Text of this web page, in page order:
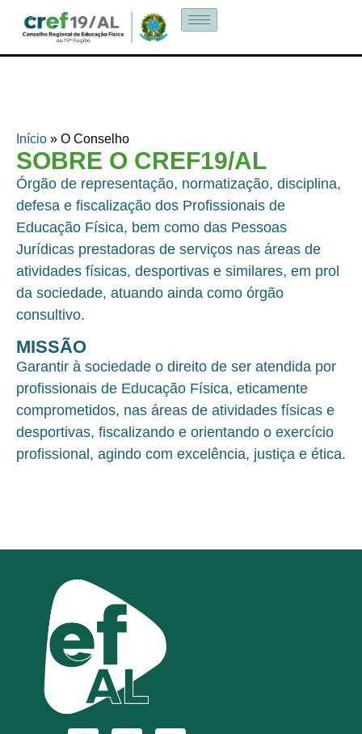
Início » O Conselho
SOBRE O CREF19/AL
Órgão de representação, normatização, disciplina,
defesa e fiscalização dos Profissionais de
Educação Física, bem como das Pessoas
Jurídicas prestadoras de serviços nas áreas de
atividades físicas, desportivas e similares, em prol
da sociedade, atuando ainda como órgão
consultivo.
MISSÃO
Garantir à sociedade o direito de ser atendida por
profissionais de Educação Física, eticamente
comprometidos, nas áreas de atividades físicas e
desportivas, fiscalizando e orientando o exercício
profissional, agindo com excelência, justiça e ética.